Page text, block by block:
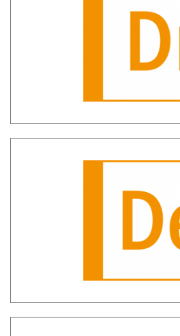
SH DEPRU –
e
SH Detection –
comportamenti